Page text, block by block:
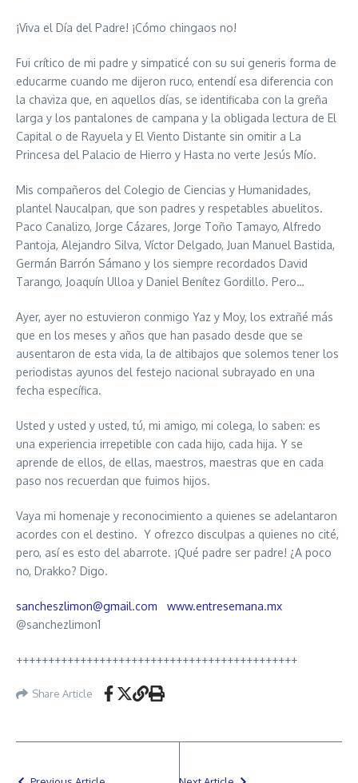
¡Viva el Día del Padre! ¡Cómo chingaos no!
Fui crítico de mi padre y simpaticé con su sui generis forma de
educarme cuando me dijeron ruco, entendí esa diferencia con
la chaviza que, en aquellos días, se identificaba con la greña
larga y los pantalones de campana y la obligada lectura de El
Capital o de Rayuela y El Viento Distante sin omitir a La
Princesa del Palacio de Hierro y Hasta no verte Jesús Mío.
Mis compañeros del Colegio de Ciencias y Humanidades,
plantel Naucalpan, que son padres y respetables abuelitos.
Paco Canalizo, Jorge Cázares, Jorge Toño Tamayo, Alfredo
Pantoja, Alejandro Silva, Víctor Delgado, Juan Manuel Bastida,
Germán Barrón Sámano y los siempre recordados David
Tarango, Joaquín Ulloa y Daniel Benítez Gordillo. Pero…
Ayer, ayer no estuvieron conmigo Yaz y Moy, los extrañé más
que en los meses y años que han pasado desde que se
ausentaron de esta vida, la de altibajos que solemos tener los
periodistas ayunos del festejo nacional subrayado en una
fecha específica.
Usted y usted y usted, tú, mi amigo, mi colega, lo saben: es
una experiencia irrepetible con cada hijo, cada hija. Y se
aprende de ellos, de ellas, maestros, maestras que en cada
paso nos recuerdan que fuimos hijos.
Vaya mi homenaje y reconocimiento a quienes se adelantaron
acordes con el destino. Y ofrezco disculpas a quienes no cité,
pero, así es esto del abarrote. ¡Qué padre ser padre! ¿A poco
no, Drakko? Digo.
sancheszlimon@gmail.com
www.entresemana.mx
@sanchezlimon1
++++++++++++++++++++++++++++++++++++++++++++
Share Article